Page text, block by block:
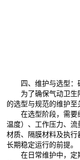
四、维护与选型：
为了确保气动卫生
的选型与规范的维护至
在选型阶段，需要综
温度）、工作压力、
材质、隔膜材料及执
长期稳定运行的前提。
在日常维护中，定